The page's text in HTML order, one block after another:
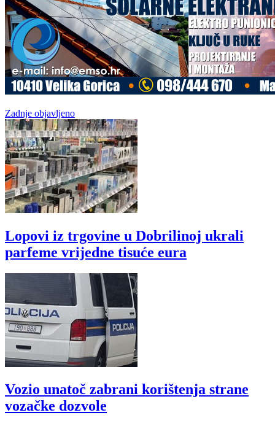
Zadnje objavljeno
Lopovi iz trgovine u Dobrilinoj ukrali
parfeme vrijedne tisuće eura
Vozio unatoč zabrani korištenja strane
vozačke dozvole